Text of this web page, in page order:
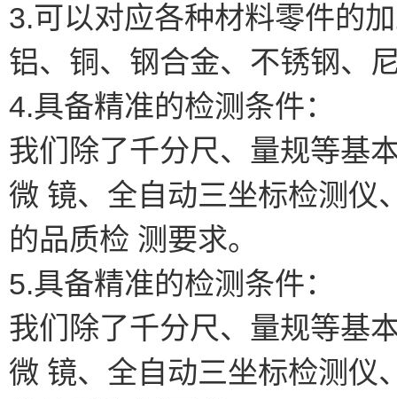
3.可以对应各种材料零件的
铝、铜、钢合金、不锈钢、
4.具备精准的检测条件：
我们除了千分尺、量规等基
微 镜、全自动三坐标检测仪
的品质检 测要求。
5.具备精准的检测条件：
我们除了千分尺、量规等基
微 镜、全自动三坐标检测仪